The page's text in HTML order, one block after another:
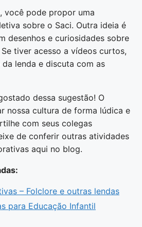
você pode propor uma
sobre o Saci. Outra ideia é
desenhos e curiosidades sobre
tiver acesso a vídeos curtos,
lenda e discuta com as
dessa sugestão! O
nossa cultura de forma lúdica e
com seus colegas
de conferir outras atividades
aqui no blog.
– Folclore e outras lendas
para Educação Infantil